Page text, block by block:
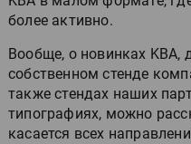
более активно.
Вообще, о новинках KBA,
собственном стенде
также стендах наших
типографиях, можно
касается всех